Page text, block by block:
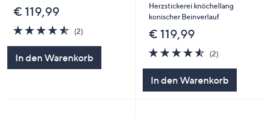
€ 119,99
4.5
von
5
(2)
In den Warenkorb
Herzstickerei knöchellang
konischer Beinverlauf
€ 119,99
4.5
von
5
(2)
In den Warenkorb